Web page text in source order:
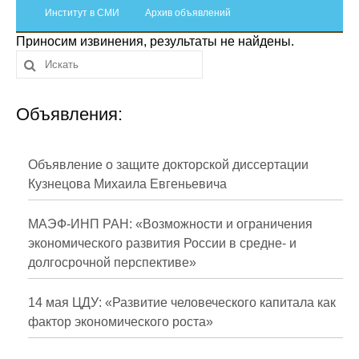
Отчетность
Противодействие коррупции
Материалы для СМИ
Публикации
Научная жизнь
Проблемы прогнозирования
О журнале
Номера журналов
Институт в СМИ Архив объявлений
Приносим извинения, результаты не найдены.
Объявления:
Объявление о защите докторской диссертации
Кузнецова Михаила Евгеньевича
МАЭФ-ИНП РАН: «Возможности и ограничения
экономического развития России в средне- и
долгосрочной перспективе»
14 мая ЦДУ: «Развитие человеческого капитала как
фактор экономического роста»